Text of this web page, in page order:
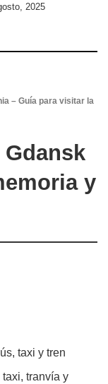
2025
– Guía para visitar la
y
taxi y tren
taxi, tranvía y